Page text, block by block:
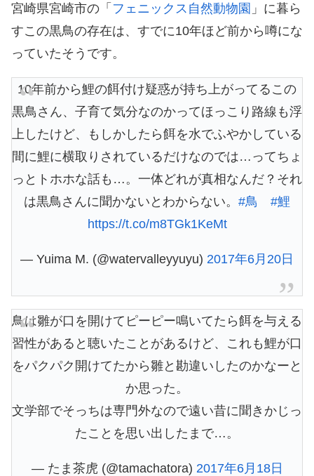
宮崎県宮崎市の「 フェニックス自然動物園 」に暮ら
すこの黒鳥の存在は、すでに10年ほど前から噂にな
っていたそうです。
10年前から鯉の餌付け疑惑が持ち上がってるこの
黒鳥さん、子育て気分なのかってほっこり路線も浮
上したけど、もしかしたら餌を水でふやかしている
間に鯉に横取りされているだけなのでは…ってちょ
っとトホホな話も…。一体どれが真相なんだ？それ
は黒鳥さんに聞かないとわからない。 #鳥
#鯉
https://t.co/m8TGk1KeMt
— Yuima M. (@watervalleyyuyu) 2017年6月20日
鳥は雛が口を開けてピーピー鳴いてたら餌を与える
習性があると聴いたことがあるけど、これも鯉が口
をパクパク開けてたから雛と勘違いしたのかなーと
か思った。
文学部でそっちは専門外なので遠い昔に聞きかじっ
たことを思い出したまで…。
— たま茶虎 (@tamachatora) 2017年6月18日